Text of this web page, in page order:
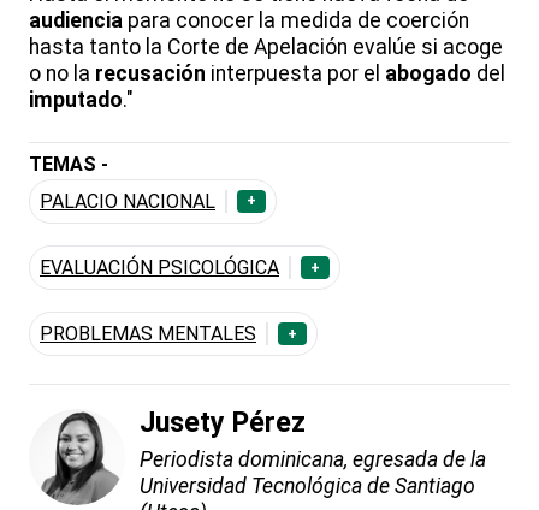
audiencia para conocer la medida de coerción
hasta tanto la Corte de Apelación evalúe si acoge
o no la recusación interpuesta por el abogado del
imputado."
TEMAS -
PALACIO NACIONAL
+
EVALUACIÓN PSICOLÓGICA +
PROBLEMAS MENTALES +
Jusety Pérez
Periodista dominicana, egresada de la
Universidad Tecnológica de Santiago